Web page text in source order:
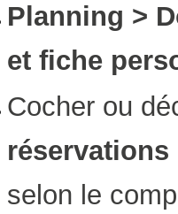
Planning >
et fiche
Cocher ou
selon le